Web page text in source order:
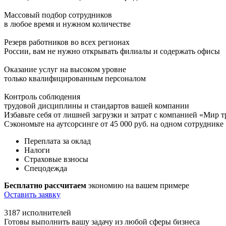
Массовый подбор сотрудников
в любое время и нужном количестве
Резерв работников во всех регионах
России, вам не нужно открывать филиалы и содержать офисы
Оказание услуг на высоком уровне
только квалифи­цированным персоналом
Контроль соблюдения
трудовой дисциплины и стандартов вашей компании
Избавьте себя от лишней загрузки и затрат с компанией «Мир
Сэкономьте на аутсорсинге от 45 000 руб. на одном сотруднике
Переплата за оклад
Налоги
Страховые взносы
Спецодежда
Бесплатно рассчитаем экономию на вашем примере
Оставить заявку
3187 исполнителей
Готовы выполнить вашу задачу из любой сферы бизнеса